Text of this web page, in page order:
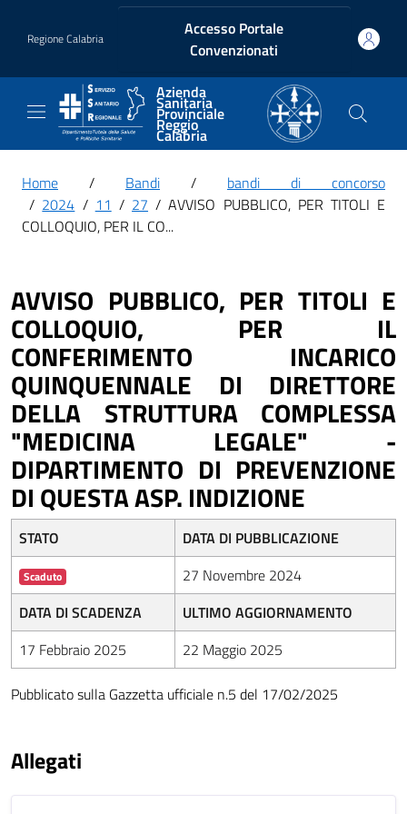
Regione Calabria
Accesso Portale
Convenzionati
Azienda
Sanitaria
Provinciale
Reggio
Calabria
Home / Bandi / bandi di concorso
/ 2024 / 11 / 27 / AVVISO PUBBLICO, PER TITOLI E
COLLOQUIO, PER IL CO...
AVVISO PUBBLICO, PER TITOLI E
COLLOQUIO, PER IL
CONFERIMENTO INCARICO
QUINQUENNALE DI DIRETTORE
DELLA STRUTTURA COMPLESSA
"MEDICINA LEGALE" -
DIPARTIMENTO DI PREVENZIONE
DI QUESTA ASP. INDIZIONE
STATO DATA DI PUBBLICAZIONE
Scaduto
27 Novembre 2024
DATA DI SCADENZA
ULTIMO AGGIORNAMENTO
17 Febbraio 2025
22 Maggio 2025
Pubblicato sulla Gazzetta ufficiale n.5 del 17/02/2025
Allegati